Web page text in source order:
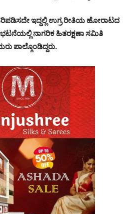
ಇದ್ದಲ್ಲಿ ಉಗ್ರ ರೀತಿಯ ಹೋರಾಟದ
ನಾಗರಿಕ ಹಿತರಕ್ಷಣಾ ಸಮಿತಿ
ಪಾಲ್ಗೊಂಡಿದ್ದರು.